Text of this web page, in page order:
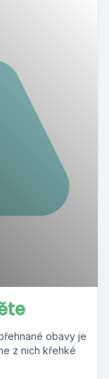
obavy je
z nich křehké